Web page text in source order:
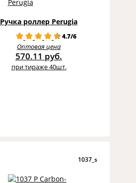
Ручка роллер Perugia
4.7/6
Оптовая цена
570.11 руб.
при тираже 40шт.
1037_s